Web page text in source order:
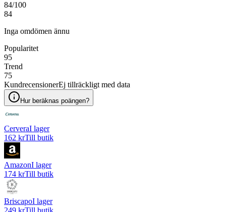
84/100
84
Inga omdömen ännu
Popularitet
95
Trend
75
KundrecensionerEj tillräckligt med data
Hur beräknas poängen?
CerveraI lager
162 krTill butik
AmazonI lager
174 krTill butik
BriscapoI lager
249 krTill butik